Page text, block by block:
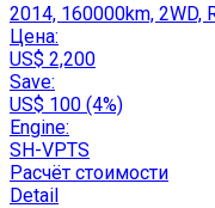
2014, 160000km, 2WD,
Цена:
US$ 2,200
Save:
US$ 100 (4%)
Engine:
SH-VPTS
Расчёт стоимости
Detail